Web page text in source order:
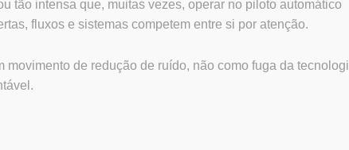
tão intensa que, muitas vezes, operar no piloto automático
fluxos e sistemas competem entre si por atenção.
de redução de ruído, não como fuga da